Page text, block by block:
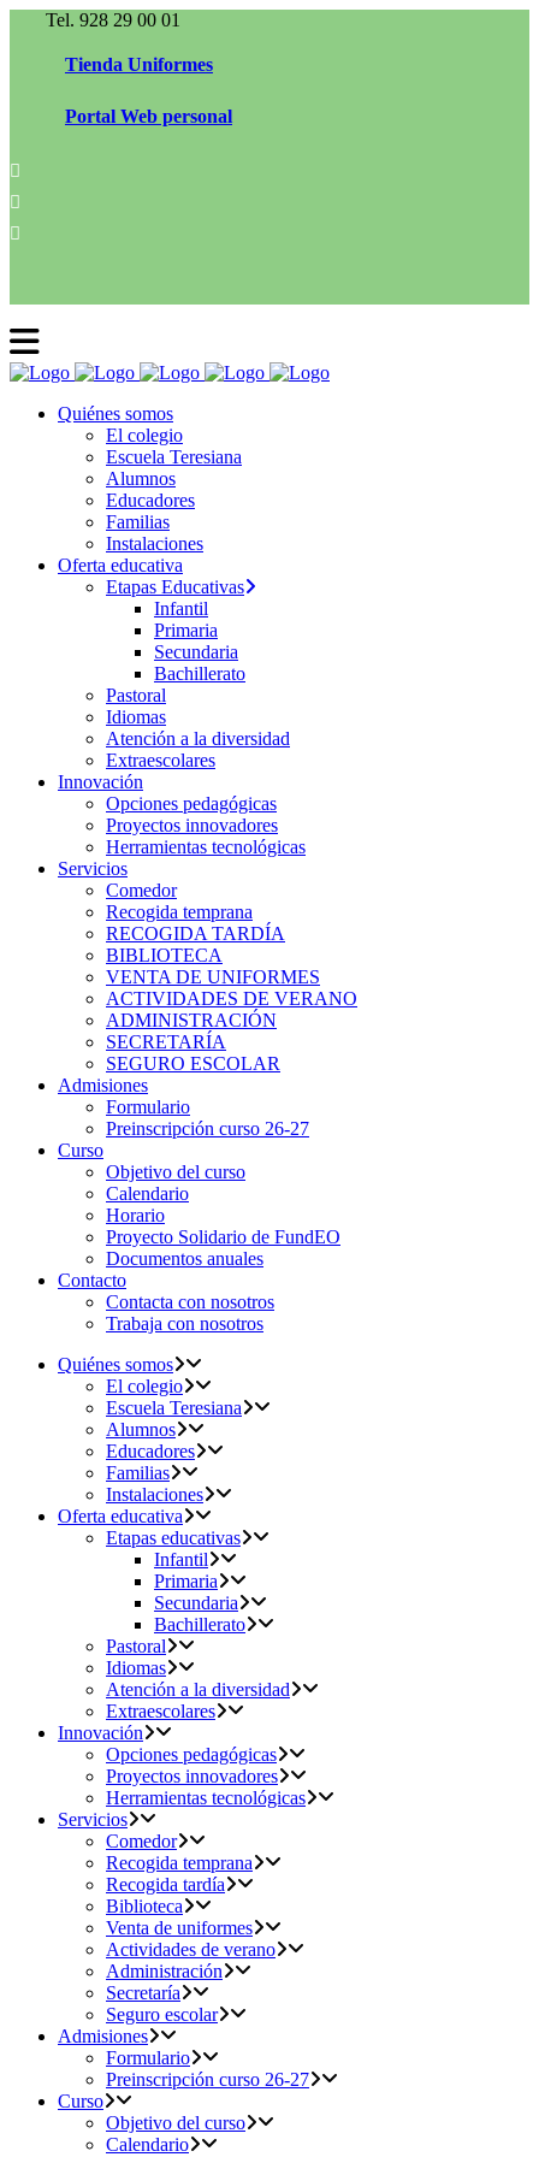
Tel. 928 29 00 01
Tienda Uniformes
Portal Web personal
Quiénes somos
El colegio
Escuela Teresiana
Alumnos
Educadores
Familias
Instalaciones
Oferta educativa
Etapas Educativas
Infantil
Primaria
Secundaria
Bachillerato
Pastoral
Idiomas
Atención a la diversidad
Extraescolares
Innovación
Opciones pedagógicas
Proyectos innovadores
Herramientas tecnológicas
Servicios
Comedor
Recogida temprana
RECOGIDA TARDÍA
BIBLIOTECA
VENTA DE UNIFORMES
ACTIVIDADES DE VERANO
ADMINISTRACIÓN
SECRETARÍA
SEGURO ESCOLAR
Admisiones
Formulario
Preinscripción curso 26-27
Curso
Objetivo del curso
Calendario
Horario
Proyecto Solidario de FundEO
Documentos anuales
Contacto
Contacta con nosotros
Trabaja con nosotros
Quiénes somos
El colegio
Escuela Teresiana
Alumnos
Educadores
Familias
Instalaciones
Oferta educativa
Etapas educativas
Infantil
Primaria
Secundaria
Bachillerato
Pastoral
Idiomas
Atención a la diversidad
Extraescolares
Innovación
Opciones pedagógicas
Proyectos innovadores
Herramientas tecnológicas
Servicios
Comedor
Recogida temprana
Recogida tardía
Biblioteca
Venta de uniformes
Actividades de verano
Administración
Secretaría
Seguro escolar
Admisiones
Formulario
Preinscripción curso 26-27
Curso
Objetivo del curso
Calendario